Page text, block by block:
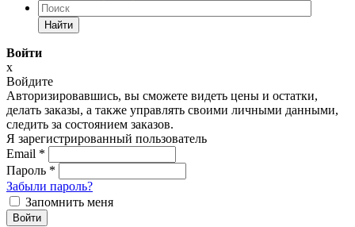
Найти
Войти
x
Войдите
Авторизировавшись, вы сможете видеть цены и остатки,
делать заказы, а также управлять своими личными данными,
следить за состоянием заказов.
Я зарегистрированный пользователь
Email *
Пароль *
Забыли пароль?
Запомнить меня
Войти